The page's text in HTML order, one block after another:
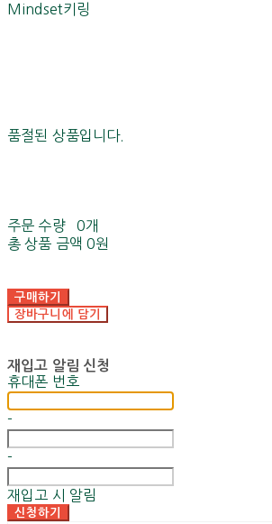
Mindset키링
품절된 상품입니다.
주문 수량
0개
총 상품 금액 0원
구매하기
장바구니에 담기
재입고 알림 신청
휴대폰 번호
-
-
재입고 시 알림
신청하기